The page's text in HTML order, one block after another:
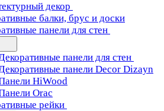
декор
балки, брус и доски
панели для стен
панели для стен
панели Decor Dizayn
HiWood
Orac
рейки